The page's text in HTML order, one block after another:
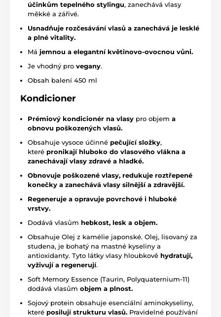
účinkům tepelného stylingu, zanechává vlasy
měkké a zářivé.
Usnadňuje rozčesávání vlasů a zanechává je lesklé
a plné vitality.
Má jemnou a elegantní květinovo-ovocnou vůni.
Je vhodný pro vegany.
Obsah balení 450 ml
Kondicioner
Prémiový kondicionér na vlasy pro objem a
obnovu poškozených vlasů.
Obsahuje vysoce účinné pečující složky,
které pronikají hluboko do vlasového vlákna a
zanechávají vlasy zdravé a hladké.
Obnovuje poškozené vlasy, redukuje roztřepené
konečky a zanechává vlasy silnější a zdravější.
Regeneruje a opravuje povrchové i hluboké
vrstvy.
Dodává vlasům hebkost, lesk a objem.
Obsahuje Olej z kamélie japonské. Olej, lisovaný za
studena, je bohatý na mastné kyseliny a
antioxidanty. Tyto látky vlasy hloubkově hydratují,
vyživují a regenerují.
Soft Memory Essence (Taurin, Polyquaternium-11)
dodává vlasům objem a plnost.
Sojový protein obsahuje esenciální aminokyseliny,
které posilují strukturu vlasů. Pravidelné používání